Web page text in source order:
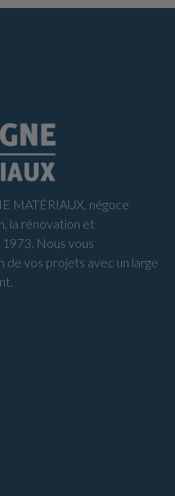
MATÉRIAUX, négoce
la rénovation et
Nous vous
de vos projets avec un large